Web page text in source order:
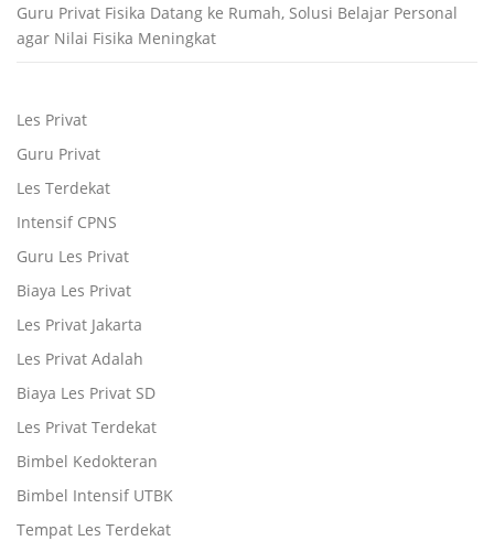
Guru Privat Fisika Datang ke Rumah, Solusi Belajar Personal
agar Nilai Fisika Meningkat
Les Privat
Guru Privat
Les Terdekat
Intensif CPNS
Guru Les Privat
Biaya Les Privat
Les Privat Jakarta
Les Privat Adalah
Biaya Les Privat SD
Les Privat Terdekat
Bimbel Kedokteran
Bimbel Intensif UTBK
Tempat Les Terdekat